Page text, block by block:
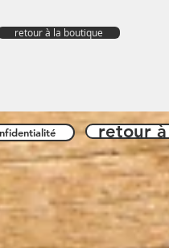
retour à la boutique
retour